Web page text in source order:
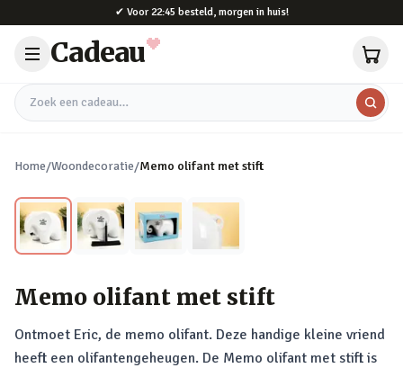
✔ Voor 22:45 besteld, morgen in huis!
Cadeau
Zoek een cadeau
Home/Woondecoratie/Memo olifant met stift
Memo olifant met stift
Ontmoet Eric, de memo olifant. Deze handige kleine vriend
heeft een olifantengeheugen. De Memo olifant met stift is